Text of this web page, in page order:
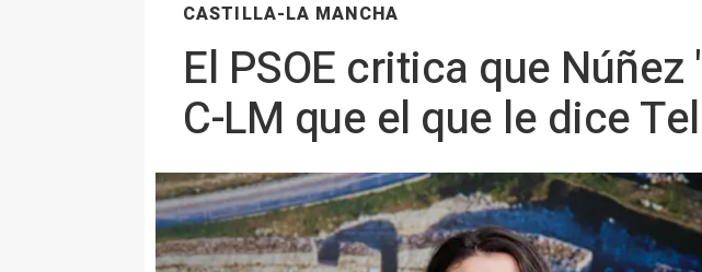
CASTILLA-LA MANCHA
El PSOE critica que
C-LM que el que le dice